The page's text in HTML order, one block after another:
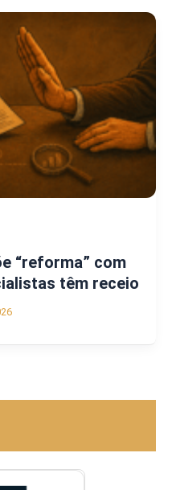
“reforma” com
têm receio